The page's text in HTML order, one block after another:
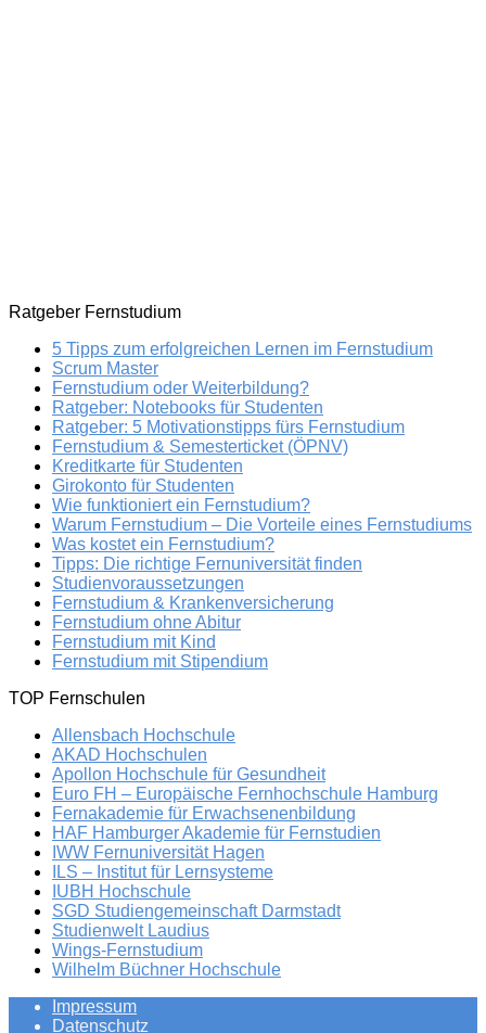
Ratgeber Fernstudium
5 Tipps zum erfolgreichen Lernen im Fernstudium
Scrum Master
Fernstudium oder Weiterbildung?
Ratgeber: Notebooks für Studenten
Ratgeber: 5 Motivationstipps fürs Fernstudium
Fernstudium & Semesterticket (ÖPNV)
Kreditkarte für Studenten
Girokonto für Studenten
Wie funktioniert ein Fernstudium?
Warum Fernstudium – Die Vorteile eines Fernstudiums
Was kostet ein Fernstudium?
Tipps: Die richtige Fernuniversität finden
Studienvoraussetzungen
Fernstudium & Krankenversicherung
Fernstudium ohne Abitur
Fernstudium mit Kind
Fernstudium mit Stipendium
TOP Fernschulen
Allensbach Hochschule
AKAD Hochschulen
Apollon Hochschule für Gesundheit
Euro FH – Europäische Fernhochschule Hamburg
Fernakademie für Erwachsenenbildung
HAF Hamburger Akademie für Fernstudien
IWW Fernuniversität Hagen
ILS – Institut für Lernsysteme
IUBH Hochschule
SGD Studiengemeinschaft Darmstadt
Studienwelt Laudius
Wings-Fernstudium
Wilhelm Büchner Hochschule
Impressum
Datenschutz